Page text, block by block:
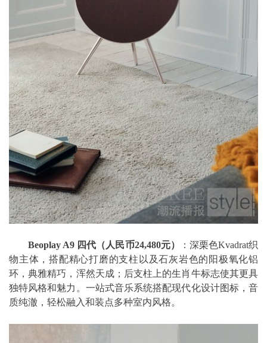
Beoplay A9 四代（人民币24,480元）
：深栗色Kvadrat织
物主体，搭配精心打磨的支柱以及石灰岩色的阳极氧化铝
环，典雅精巧，浑然天成；后支柱上的生肖牛标志使其更具
独特风格和魅力。一站式音乐系统搭配现代化设计图标，音
质纯澈，轻松融入和装点多种室内风格。